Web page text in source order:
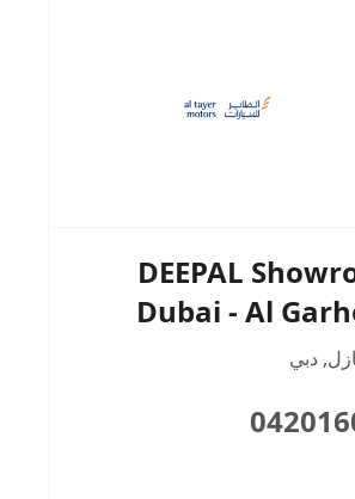
DEEPAL
Dubai - Al
, دبي